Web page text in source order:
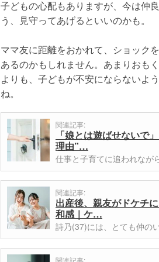
子どもの心配もありますが、今は仲
う、見守ってあげるといいのかも。
ママ友に距離をおかれて、ショック
あるのかもしれません。あまりおも
よりも、子どもが不安にならないよ
ね。
関連記事:
「娘とは遊ばせないで
理由”…
仕事と子育てに追われな
関連記事:
出産後、親友がドケチ
和感｜ケ…
詩乃(37)には、とても仲の